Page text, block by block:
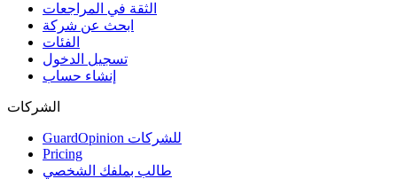
الثقة في المراجعات
ابحث عن شركة
الفئات
تسجيل الدخول
إنشاء حساب
الشركات
GuardOpinion للشركات
Pricing
طالب بملفك الشخصي